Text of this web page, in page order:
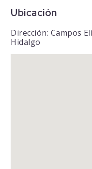
Ubicación
Dirección: Campos
Hidalgo